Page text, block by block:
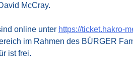
McCray.
online unter https://ticket.hakro-
im Rahmen des BÜRGER
ist frei.